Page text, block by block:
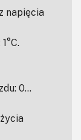
napięcia
0…